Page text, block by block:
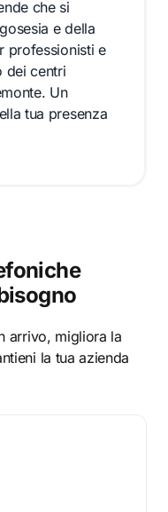
che si
e della
professionisti e
dei centri
Un
tua presenza
arrivo, migliora la
la tua azienda